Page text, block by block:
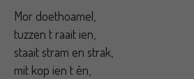
Mor doethoamel,
tuzzen t raait ien,
staait stram en strak,
mit kop ien t èn,